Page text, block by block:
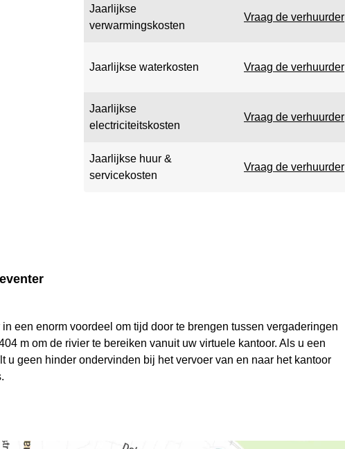
Jaarlijkse
verwarmingskosten
Vraag de verhuurder
Jaarlijkse waterkosten Vraag de verhuurder
Jaarlijkse
electriciteitskosten
Vraag de verhuurder
Jaarlijkse huur &
servicekosten
Vraag de verhuurder
een enorm voordeel om tijd door te brengen tussen vergaderingen
m om de rivier te bereiken vanuit uw virtuele kantoor. Als u een
u geen hinder ondervinden bij het vervoer van en naar het kantoor